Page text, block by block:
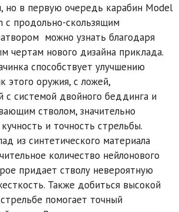
но в первую очередь карабин Model
с продольно-скользящим
можно узнать благодаря
чертам нового дизайна приклада.
способствует улучшению
этого оружия, с ложей,
с системой двойного беддинга и
стволом, значительно
и точность стрельбы.
из синтетического материала
количество нейлонового
придает стволу невероятную
Также добиться высокой
помогает точный